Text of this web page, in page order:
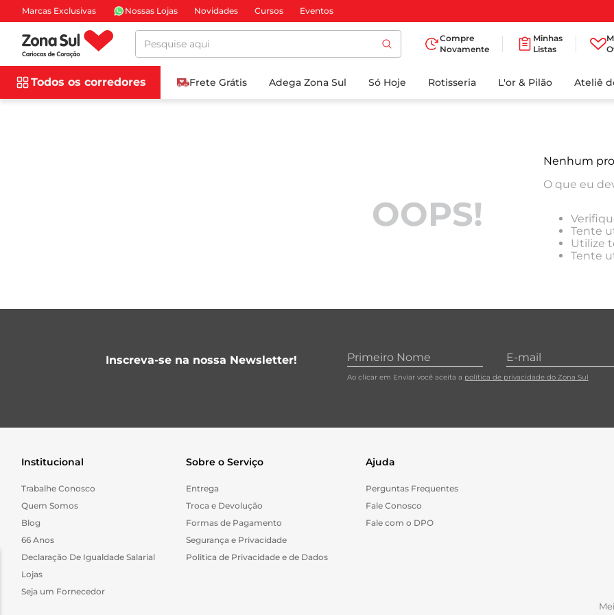
Marcas Exclusivas Nossas Lojas Novidades Cursos Eventos
Pesquise aqui
Compre
Novamente
Minhas
Listas
Todos os corredores Frete Grátis Adega Zona Sul Só Hoje Rotisseria L'or & Pilão Ateliê
OOPS!
Nenhum
O que eu
Tente
Utilize
Tente
Inscreva-se na nossa Newsletter!
Ao clicar em Enviar você aceita a política de privacidade do Zona Sul
Institucional
Trabalhe Conosco
Quem Somos
Blog
66 Anos
Declaração De Igualdade Salarial
Lojas
Seja um Fornecedor
Sobre o Serviço
Entrega
Troca e Devolução
Formas de Pagamento
Segurança e Privacidade
Politica de Privacidade e de Dados
Ajuda
Perguntas Frequentes
Fale Conosco
Fale com o DPO
BUSCADOS
5
azeite
6º
biscoito